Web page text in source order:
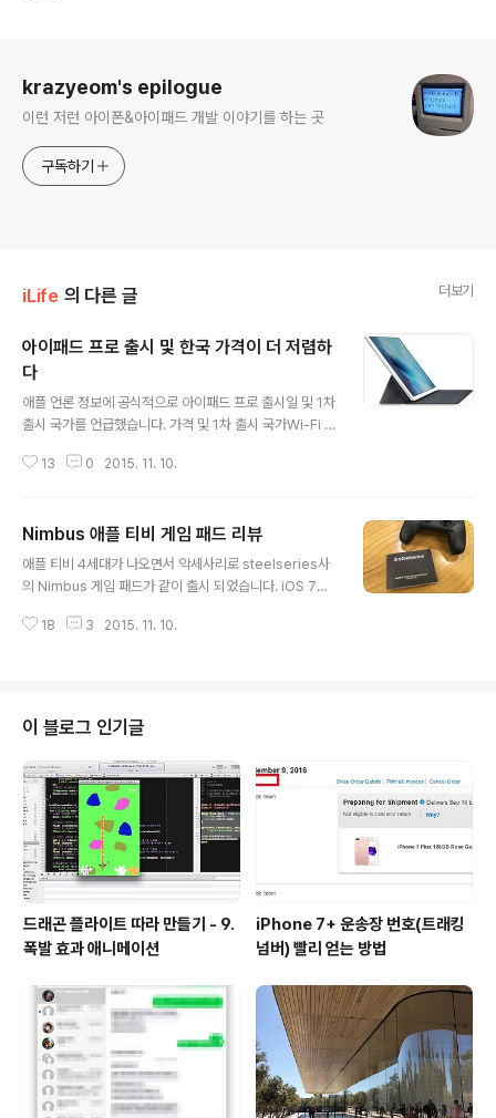
krazyeom's epilogue
이런 저런 아이폰&아이패드 개발 이야기를 하는 곳
구독하기
iLife 의 다른 글 더보기
아이패드 프로 출시 및 한국 가격이 더 저렴하
다
애플 언론 정보에 공식적으로 아이패드 프로 출시일 및 1차
출시 국가를 언급했습니다. 가격 및 1차 출시 국가Wi-Fi 3
이 1백35만원Apple Pencil은 12만9천원Smart Keyb
나다, 케이맨제도, 중국, 체코 공화국, 덴마크, 엘살바도르,
핀란드, 프랑스, 독일, 지브롤터, 그린란드, 과테말라, 홍콩,
헝가리, 아일랜드, 맨 섬, 이탈리아, 일본, 리히텐슈타인, 룩
드, 노르웨이, 폴란드, 포르투갈, 푸에르토리코, 러시아, 싱
13 0 2015. 11. 10.
Nimbus 애플 티비 게임 패드 리뷰
애플 티비 4세대가 나오면서 악세사리로 steelseries사
의 Nimbus 게임 패드가 같이 출시 되었습니다. iOS 7에
롤러가 이미 출시되어 있습니다. 다만 MFi 지원 블루투스
니다. 그리고 제품소개 페이지에서는 품절로 나와있고 가
격도 59.95유로로 애플 공홈의 악세사리 페이지의 $49.9
5 보다 비싼 가격으로 판매하고 있습니다. 애플에서 더 싸
게 파는건 또 처음 보네요. 간단한 스펙을 보면 블루투스 4.
1(애플에서는 4.0으로 나와 있습니다.), 라이트닝 케이블
로 전원 충전을 ..
18 3 2015. 11. 10.
이 블로그 인기글
드래곤 플라이트 따라 만들기 - 9.
폭발 효과 애니메이션
iPhone 7+ 운송장 번호(트래킹
넘버) 빨리 얻는 방법